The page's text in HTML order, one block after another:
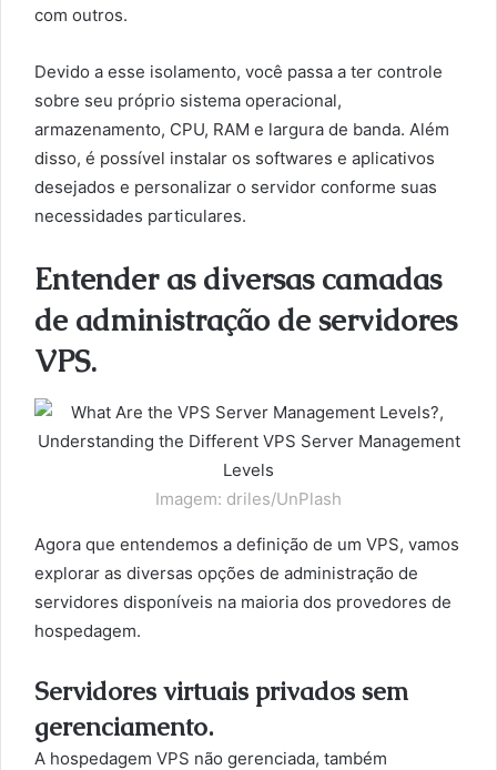
com outros.
Devido a esse isolamento, você passa a ter controle
sobre seu próprio sistema operacional,
armazenamento, CPU, RAM e largura de banda. Além
disso, é possível instalar os softwares e aplicativos
desejados e personalizar o servidor conforme suas
necessidades particulares.
Entender as diversas camadas
de administração de servidores
VPS.
Imagem: driles/UnPlash
Agora que entendemos a definição de um VPS, vamos
explorar as diversas opções de administração de
servidores disponíveis na maioria dos provedores de
hospedagem.
Servidores virtuais privados sem
gerenciamento.
A hospedagem VPS não gerenciada, também